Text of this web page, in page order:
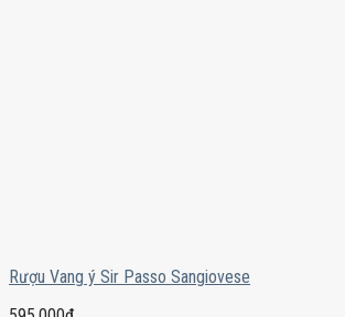
Rượu Vang ý Sir Passo Sangiovese